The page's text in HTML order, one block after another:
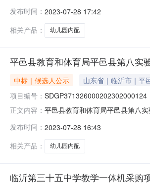
限公司供应商地址：山东威海市
厨房设备有限公司供应
发布时间： 2023-07-28 17:42
相关产品：
幼儿园内配
平邑县教育和体育局平邑县第八实
中标｜候选人公示 山东省｜临沂市｜平
项目编号： SDGP371326000202302000124
正文内容： 平邑县教育和体育局平邑县第八
购项目三、中标（成交）信息：
浮率、折扣率或费
发布时间： 2023-07-28 16:43
相关产品：
幼儿园内配
临沂第三十五中学教学一体机采购